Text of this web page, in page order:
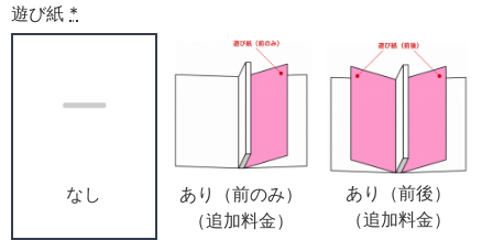
遊び紙 *
なし
あり（前のみ）
（追加料金）
あり（前後）
（追加料金）